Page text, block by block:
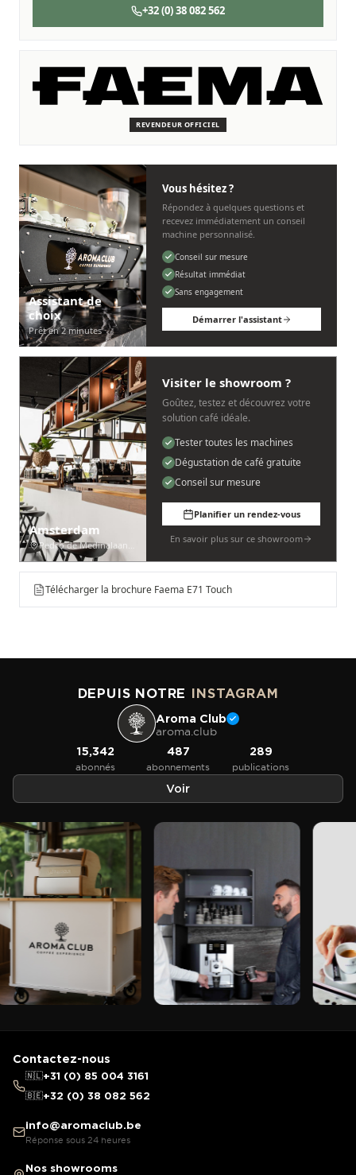
+32 (0) 38 082 562
REVENDEUR OFFICIEL
Nous sommes là pour vous
Des techniciens experts qui connaissent les machines
Personnel, rapide et sans tracas.
Assistant de
choix
Prêt en 2 minutes
Vous hésitez ?
Répondez à quelques questions et
recevez immédiatement un conseil
machine personnalisé.
Conseil sur mesure
Résultat immédiat
Sans engagement
Démarrer l'assistant
Amsterdam
Pedro de Medinalaan 53
Visiter le showroom ?
Goûtez, testez et découvrez votre
solution café idéale.
Tester toutes les machines
Dégustation de café gratuite
Conseil sur mesure
Planifier un rendez-vous
En savoir plus sur ce showroom
Télécharger la brochure Faema E71 Touch
DEPUIS NOTRE INSTAGRAM
Aroma Club
aroma.club
15,342
abonnés
487
abonnements
289
publications
Voir
Contactez-nous
🇳🇱+31 (0) 85 004 3161
🇧🇪+32 (0) 38 082 562
info@aromaclub.be
Réponse sous 24 heures
Nos showrooms